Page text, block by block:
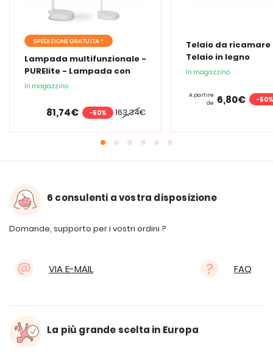
SPEDIZIONE GRATUITA *
Lampada multifunzionale -
PURElite - Lampada con
lente d'ingrandimento
In magazzino
163,34€
81,74€ -50%
Telaio da ricamare
Telaio in legno
In magazzino
A partire
de 6,80€ -50%
6 consulenti a vostra disposizione
Domande, supporto per i vostri ordini ?
VIA E-MAIL FAQ
La più grande scelta in Europa